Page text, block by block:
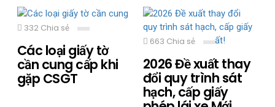
332 Chia sẻ
Các loại giấy tờ
cần cung cấp khi
gặp CSGT
663 Chia sẻ
2026 Đề xuất thay
đổi quy trình sát
hạch, cấp giấy